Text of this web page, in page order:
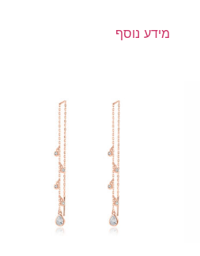
מידע נוסף